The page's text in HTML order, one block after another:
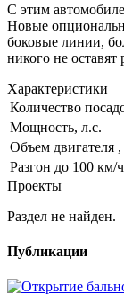
С этим
Новые
боковые линии,
никого не
Характеристики
Количество
Мощность, л.с.
Объем двигателя
Разгон до 100 км/
Проекты
Раздел не найден.
Публикации